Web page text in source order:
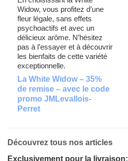
Widow, vous profitez d’une
fleur légale, sans effets
psychoactifs et avec un
délicieux arôme. N’hésitez
pas à l’essayer et à découvrir
les bienfaits de cette variété
exceptionnelle.
La White Widow – 35%
de remise – avec le code
promo JMLevallois-
Perret
Découvrez tous nos articles
Exclusivement pour la livraison: